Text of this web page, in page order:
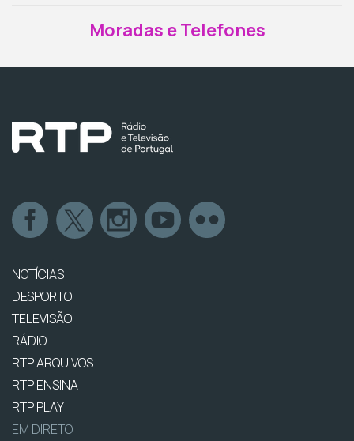
Moradas e Telefones
NOTÍCIAS
DESPORTO
TELEVISÃO
RÁDIO
RTP ARQUIVOS
RTP ENSINA
RTP PLAY
EM DIRETO